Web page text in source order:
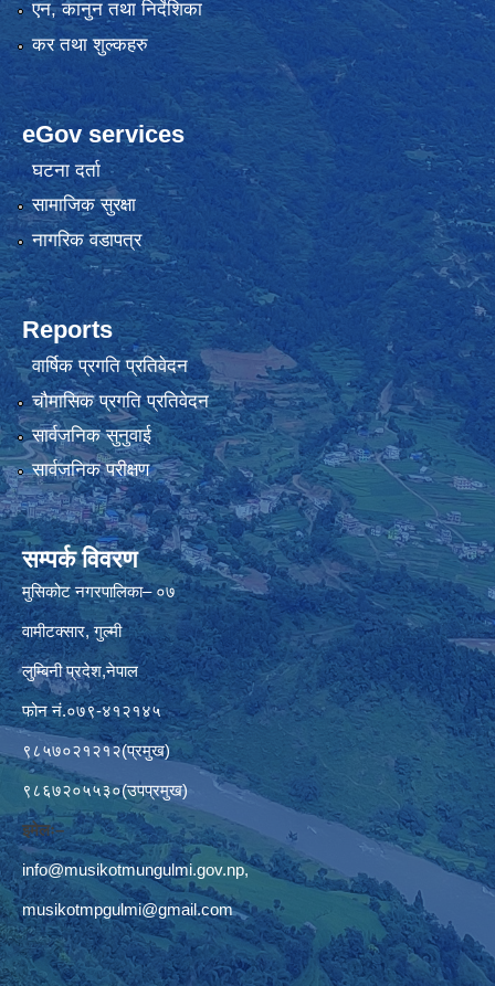
एन, कानुन तथा निर्देशिका
कर तथा शुल्कहरु
eGov services
घटना दर्ता
सामाजिक सुरक्षा
नागरिक वडापत्र
Reports
वार्षिक प्रगति प्रतिवेदन
चौमासिक प्रगति प्रतिवेदन
सार्वजनिक सुनुवाई
सार्वजनिक परीक्षण
सम्पर्क विवरण
मुसिकोट नगरपालिका– ०७
वामीटक्सार, गुल्मी
लुम्बिनी प्रदेश,नेपाल
फोन नं.०७९-४१२१४५
९८५७०२१२१२(प्रमुख)
९८६७२०५५३०(उपप्रमुख)
इमेलः–
info@musikotmungulmi.gov.np,
musikotmpgulmi@gmail.com